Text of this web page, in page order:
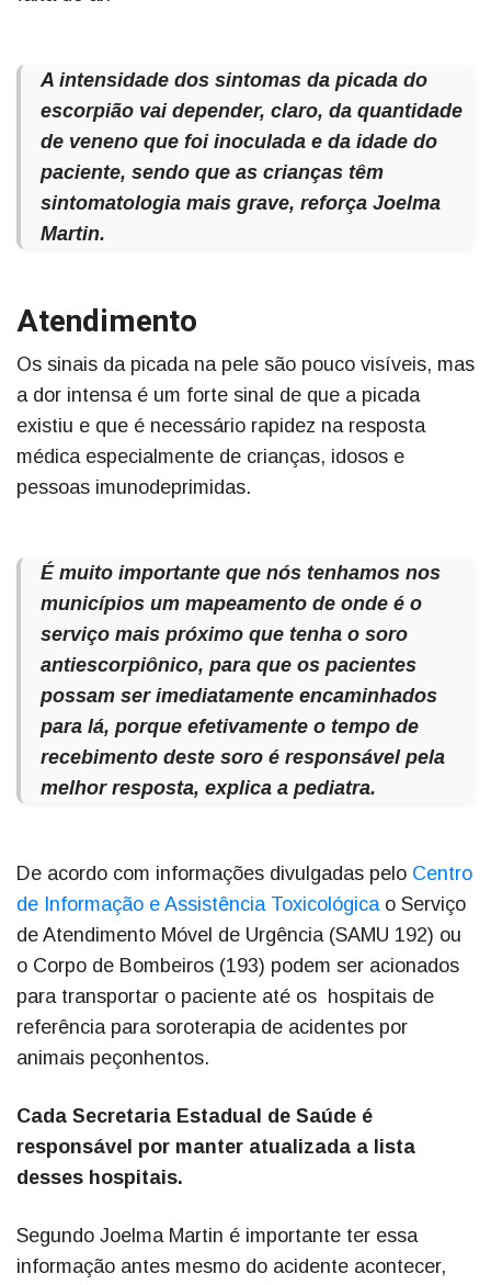
A intensidade dos sintomas da picada do
escorpião vai depender, claro, da quantidade
de veneno que foi inoculada e da idade do
paciente, sendo que as crianças têm
sintomatologia mais grave, reforça Joelma
Martin.
Atendimento
Os sinais da picada na pele são pouco visíveis, mas
a dor intensa é um forte sinal de que a picada
existiu e que é necessário rapidez na resposta
médica especialmente de crianças, idosos e
pessoas imunodeprimidas.
É muito importante que nós tenhamos nos
municípios um mapeamento de onde é o
serviço mais próximo que tenha o soro
antiescorpiônico, para que os pacientes
possam ser imediatamente encaminhados
para lá, porque efetivamente o tempo de
recebimento deste soro é responsável pela
melhor resposta, explica a pediatra.
De acordo com informações divulgadas pelo Centro
de Informação e Assistência Toxicológicao Serviço
de Atendimento Móvel de Urgência (SAMU 192) ou
o Corpo de Bombeiros (193) podem ser acionados
para transportar o paciente até os hospitais de
referência para soroterapia de acidentes por
animais peçonhentos.
Cada Secretaria Estadual de Saúde é
responsável por manter atualizada a lista
desses hospitais.
Segundo Joelma Martin é importante ter essa
informação antes mesmo do acidente acontecer,